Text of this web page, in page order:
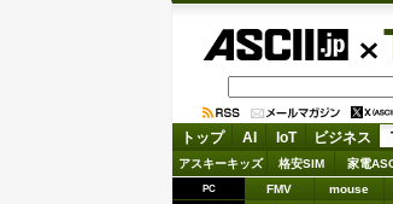
トップ AI IoT ビジネス
アスキーキッズ 格安SIM 家電
PC FMV mouse